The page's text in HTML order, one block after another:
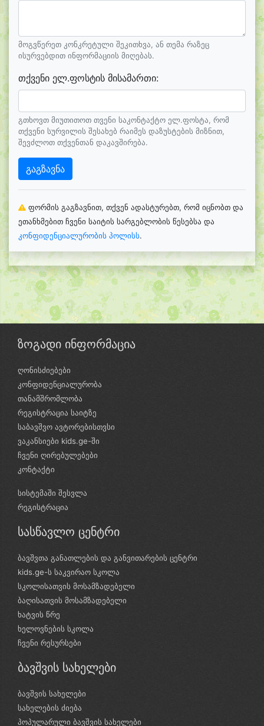
მოგვწერეთ კონკრეტული შეკითხვა, ან თემა რაზეც
ისურვებდით ინფორმაციის მიღებას.
თქვენი ელ.ფოსტის მისამართი:
გთხოვთ მიუთითოთ თვენი საკონტაქტო ელ.ფოსტა, რომ
თქვენი სურვილის შესახებ რაიმეს დაზუსტების მიზნით,
შევძლოთ თქვენთან დაკავშირება.
გაგზავნა
ფორმის გაგზავნით, თქვენ ადასტურებთ, რომ იცნობთ და
ეთანხმებით ჩვენი საიტის სარგებლობის წესებსა და
კონფიდენციალურობის პოლისს.
ზოგადი ინფორმაცია
ღონისძიებები
კონფიდენციალურობა
თანამშრომლობა
რეგისტრაცია საიტზე
საბავშვო ავტორებისთვსი
ვაკანსიები kids.ge-ში
ჩვენი ღირებულებები
კონტაქტი
სისტემაში შესვლა
რეგისტრაცია
სასწავლო ცენტრი
ბავშვთა განათლების და განვითარების ცენტრი
kids.ge-ს საკვირაო სკოლა
სკოლისათვის მოსამზადებელი
ბაღისათვის მოსამზადებელი
ხატვის წრე
ხელოვნების სკოლა
ჩვენი რესურსები
ბავშვის სახელები
ბავშვის სახელები
სახელების ძიება
პოპულარული ბავშვის სახელები